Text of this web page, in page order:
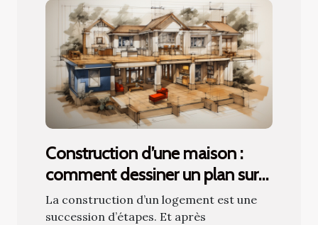
Construction d’une maison :
comment dessiner un plan sur
papier ?
La construction d’un logement est une
succession d’étapes. Et après